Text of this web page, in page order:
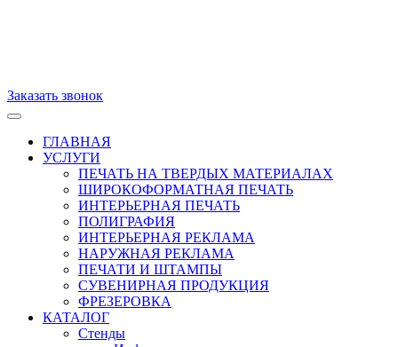
Заказать звонок
ГЛАВНАЯ
УСЛУГИ
ПЕЧАТЬ НА ТВЕРДЫХ МАТЕРИАЛАХ
ШИРОКОФОРМАТНАЯ ПЕЧАТЬ
ИНТЕРЬЕРНАЯ ПЕЧАТЬ
ПОЛИГРАФИЯ
ИНТЕРЬЕРНАЯ РЕКЛАМА
НАРУЖНАЯ РЕКЛАМА
ПЕЧАТИ И ШТАМПЫ
СУВЕНИРНАЯ ПРОДУКЦИЯ
ФРЕЗЕРОВКА
КАТАЛОГ
Стенды